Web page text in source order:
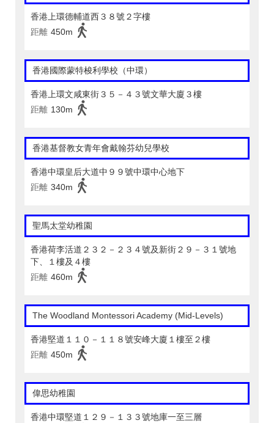
香港上環德輔道西３８號２字樓
距離 450m
香港國際蒙特梭利學校（中環）
香港上環文咸東街３５－４３號文華大廈３樓
距離 130m
香港基督教女青年會戴翰芬幼兒學校
香港中環皇后大道中９９號中環中心地下
距離 340m
聖馬太堂幼稚園
香港荷李活道２３２－２３４號及新街２９－３１號地
下、１樓及４樓
距離 460m
The Woodland Montessori Academy (Mid-Levels)
香港堅道１１０－１１８號安峰大廈１樓至２樓
距離 450m
偉思幼稚園
香港中環堅道１２９－１３３號地庫一至三層